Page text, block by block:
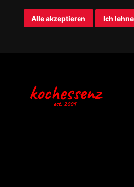
Alle akzeptieren Ich